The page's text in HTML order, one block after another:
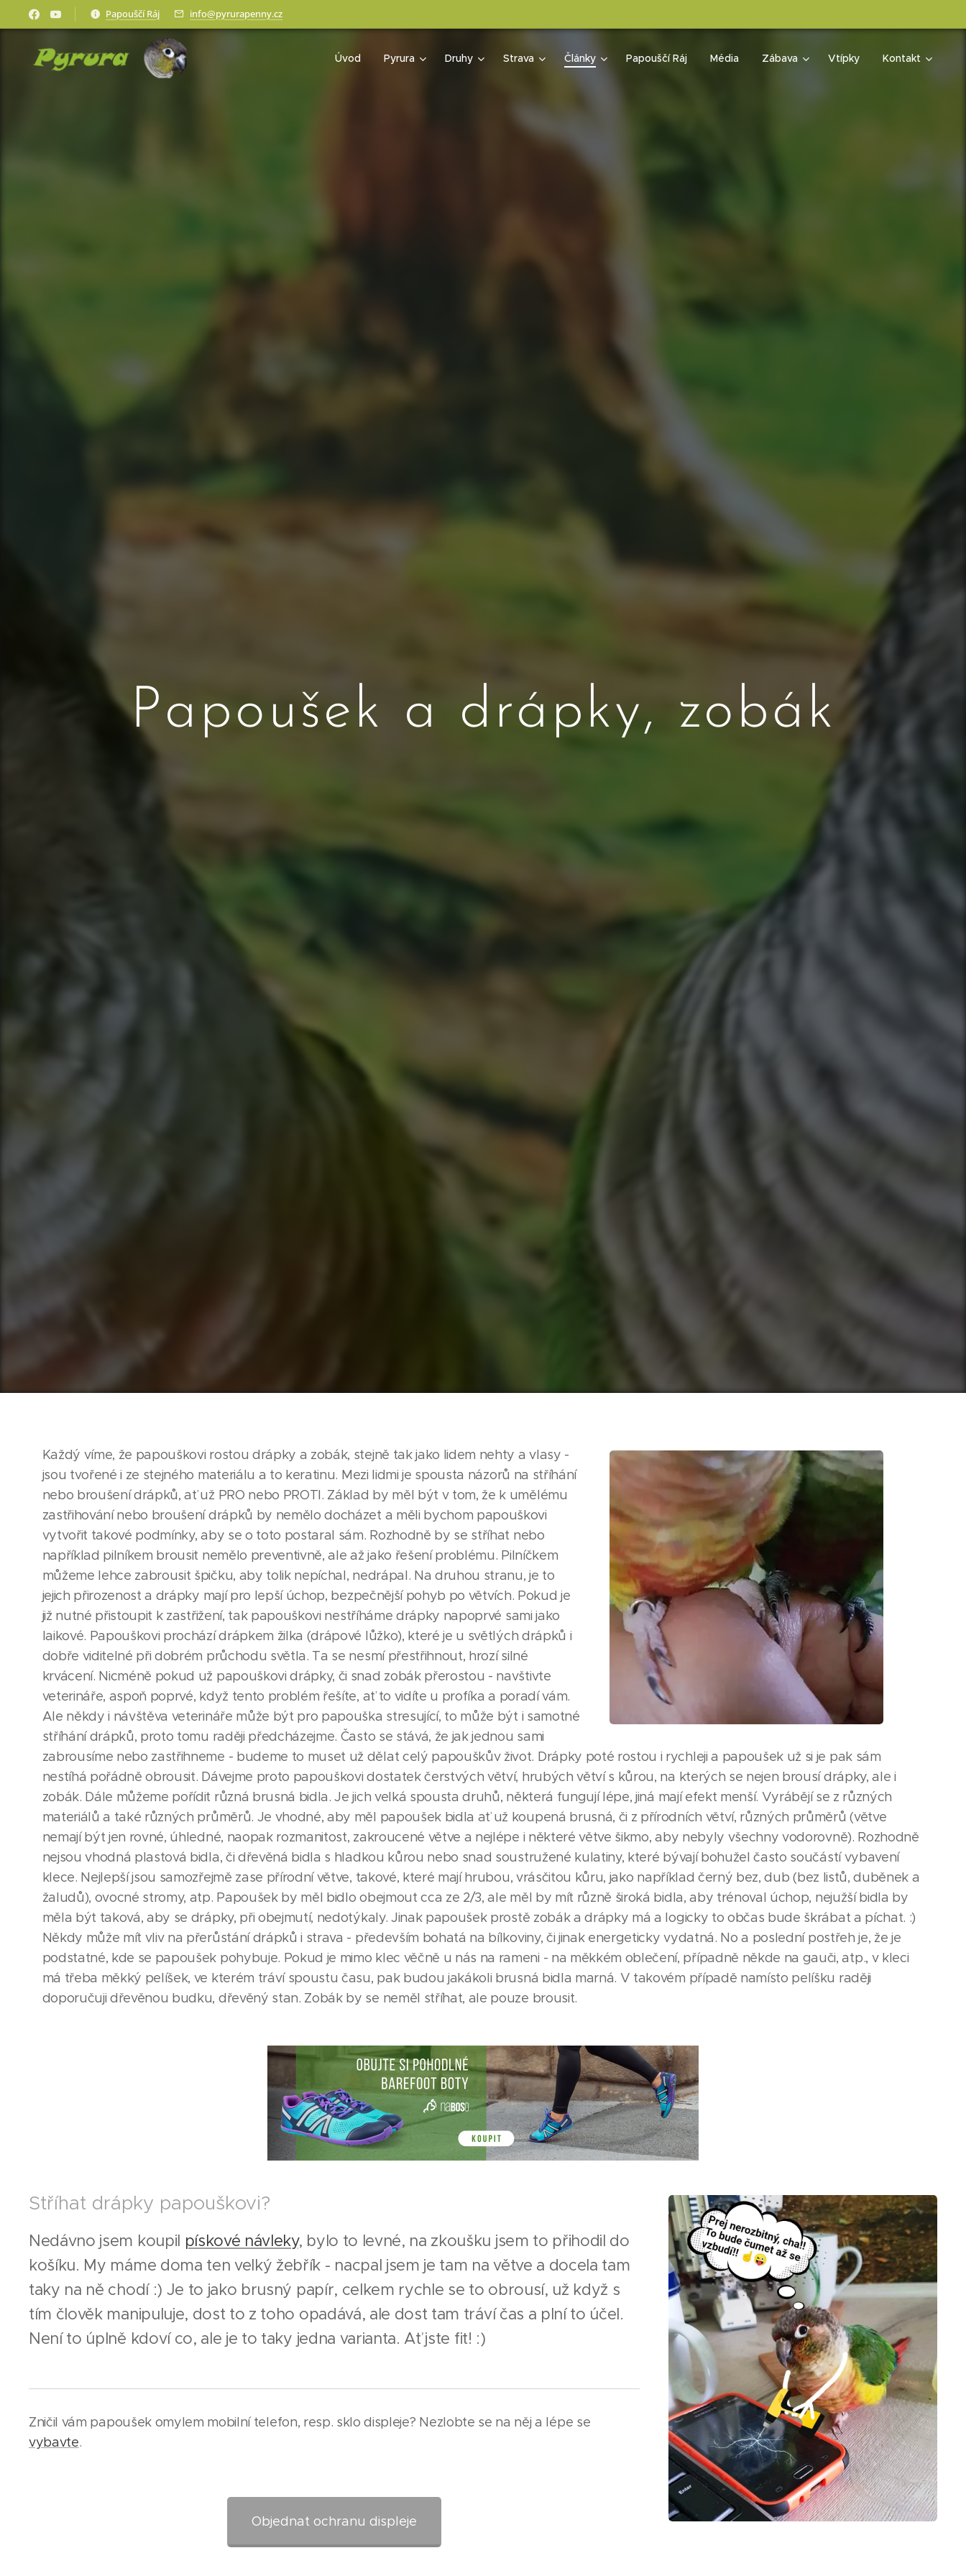
Papouščí Ráj info@pyrurapenny.cz
Úvod Pyrura Druhy Strava Články Papouščí Ráj Média Zábava Vtípky Kontakt
Papoušek a drápky, zobák
Každý víme, že papouškovi rostou drápky a zobák, stejně tak jako lidem nehty a vlasy -
jsou tvořené i ze stejného materiálu a to keratinu. Mezi lidmi je spousta názorů na stříhání
nebo broušení drápků, ať už PRO nebo PROTI. Základ by měl být v tom, že k umělému
zastřihování nebo broušení drápků by nemělo docházet a měli bychom papouškovi
vytvořit takové podmínky, aby se o toto postaral sám. Rozhodně by se stříhat nebo
například pilníkem brousit nemělo preventivně, ale až jako řešení problému. Pilníčkem
můžeme lehce zabrousit špičku, aby tolik nepíchal, nedrápal. Na druhou stranu, je to
jejich přirozenost a drápky mají pro lepší úchop, bezpečnější pohyb po větvích. Pokud je
již nutné přistoupit k zastřižení, tak papouškovi nestříháme drápky napoprvé sami jako
laikové. Papouškovi prochází drápkem žilka (drápové lůžko), které je u světlých drápků i
dobře viditelné při dobrém průchodu světla. Ta se nesmí přestřihnout, hrozí silné
krvácení. Nicméně pokud už papouškovi drápky, či snad zobák přerostou - navštivte
veterináře, aspoň poprvé, když tento problém řešíte, ať to vidíte u profíka a poradí vám.
Ale někdy i návštěva veterináře může být pro papouška stresující, to může být i samotné
stříhání drápků, proto tomu raději předcházejme. Často se stává, že jak jednou sami
zabrousíme nebo zastřihneme - budeme to muset už dělat celý papouškův život. Drápky poté rostou i rychleji a papoušek už si je pak sám
nestíhá pořádně obrousit. Dávejme proto papouškovi dostatek čerstvých větví, hrubých větví s kůrou, na kterých se nejen brousí drápky, ale i
zobák. Dále můžeme pořídit různá brusná bidla. Je jich velká spousta druhů, některá fungují lépe, jiná mají efekt menší. Vyrábějí se z různých
materiálů a také různých průměrů. Je vhodné, aby měl papoušek bidla ať už koupená brusná, či z přírodních větví, různých průměrů (větve
nemají být jen rovné, úhledné, naopak rozmanitost, zakroucené větve a nejlépe i některé větve šikmo, aby nebyly všechny vodorovně). Rozhodně
nejsou vhodná plastová bidla, či dřevěná bidla s hladkou kůrou nebo snad soustružené kulatiny, které bývají bohužel často součástí vybavení
klece. Nejlepší jsou samozřejmě zase přírodní větve, takové, které mají hrubou, vrásčitou kůru, jako například černý bez, dub (bez listů, duběnek a
žaludů), ovocné stromy, atp. Papoušek by měl bidlo obejmout cca ze 2/3, ale měl by mít různě široká bidla, aby trénoval úchop, nejužší bidla by
měla být taková, aby se drápky, při obejmutí, nedotýkaly. Jinak papoušek prostě zobák a drápky má a logicky to občas bude škrábat a píchat. :)
Někdy může mít vliv na přerůstání drápků i strava - především bohatá na bílkoviny, či jinak energeticky vydatná. No a poslední postřeh je, že je
podstatné, kde se papoušek pohybuje. Pokud je mimo klec věčně u nás na rameni - na měkkém oblečení, případně někde na gauči, atp., v kleci
má třeba měkký pelíšek, ve kterém tráví spoustu času, pak budou jakákoli brusná bidla marná. V takovém případě namísto pelíšku raději
doporučuji dřevěnou budku, dřevěný stan. Zobák by se neměl stříhat, ale pouze brousit.
Stříhat drápky papouškovi?
Nedávno jsem koupil pískové návleky, bylo to levné, na zkoušku jsem to přihodil do
košíku. My máme doma ten velký žebřík - nacpal jsem je tam na větve a docela tam
taky na ně chodí :) Je to jako brusný papír, celkem rychle se to obrousí, už když s
tím člověk manipuluje, dost to z toho opadává, ale dost tam tráví čas a plní to účel.
Není to úplně kdoví co, ale je to taky jedna varianta. Ať jste fit! :)
Zničil vám papoušek omylem mobilní telefon, resp. sklo displeje? Nezlobte se na něj a lépe se
vybavte.
Objednat ochranu displeje